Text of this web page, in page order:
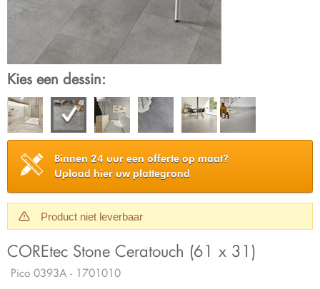
Kies een dessin:
Binnen 24 uur een offerte op maat?
Upload hier uw plattegrond
Product niet leverbaar
COREtec Stone Ceratouch (61 x 31)
Pico 0393A - 1701010